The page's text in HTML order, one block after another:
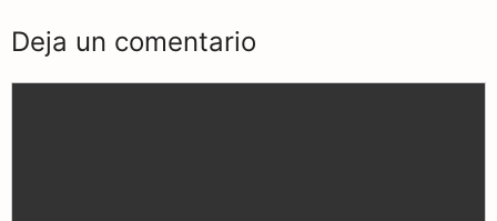
Deja un comentario